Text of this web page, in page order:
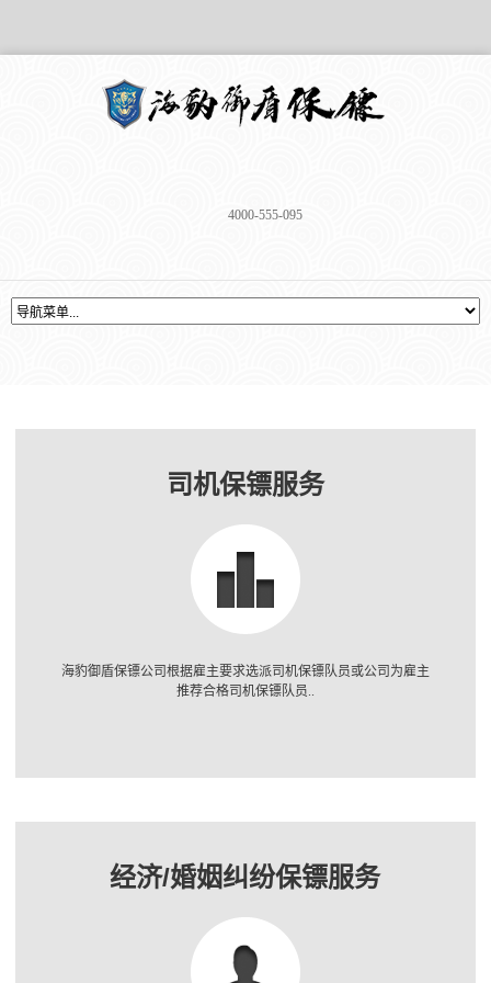
4000-555-095
司机保镖服务
海豹御盾保镖公司根据雇主要求选派司机保镖队员或公司为雇主
推荐合格司机保镖队员..
经济/婚姻纠纷保镖服务